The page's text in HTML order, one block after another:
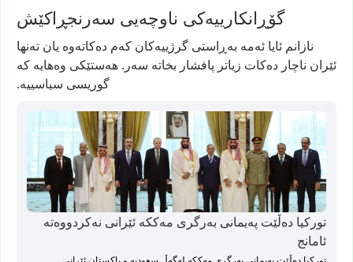
گۆڕانکارییەکی ناوچەیی سەرنجڕاکێش
نازانم ئایا ئەمە بەڕاستی گرژییەکان کەم دەکاتەوە یان تەنھا
ئێران ناچار دەکات زیاتر پافشار بخاتە سەر. ھەستێکی وەھایە کە
گوریسی سیاسییە.
تورکیا دەڵێت پەیمانی بەرگری مەککە ئێرانی نەکردووەتە
ئامانج